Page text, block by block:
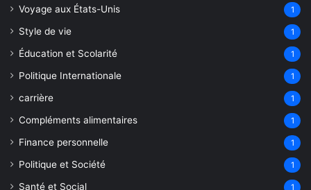
Voyage aux États-Unis 1
Style de vie 1
Éducation et Scolarité 1
Politique Internationale 1
carrière 1
Compléments alimentaires 1
Finance personnelle 1
Politique et Société 1
Santé et Social 1